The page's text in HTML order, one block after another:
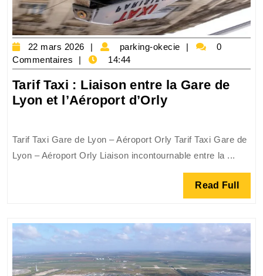
22 mars 2026
22
mars
2026
parking-okecie
parking-
0
Commentaires
14:44
Tarif Taxi : Liaison entre la Gare de
Lyon et l’Aéroport d’OrlyTarif
Liaison
entre
Gare
Lyon
et
l’Aéroport
d’Orly
Tarif Taxi Gare de Lyon – Aéroport Orly Tarif Taxi Gare de
Lyon – Aéroport Orly Liaison incontournable entre la ...
Read Full Read
Full